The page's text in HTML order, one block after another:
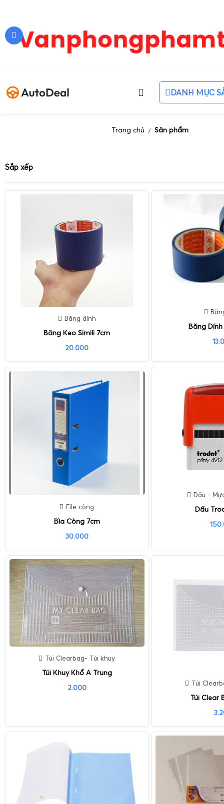
DANH MỤC
Trang chủ / Sản phẩm
Sắp xếp
Băng dính
Băng Keo Simili 7cm
20.000
Băng
File còng
Bìa Còng 7cm
30.000
Dấu -
Dấu
Túi Clearbag- Túi khuy
Túi Khuy Khổ A Trung
2.000
Túi
Túi Clear